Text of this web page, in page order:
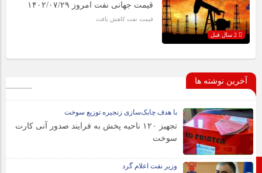
صفحه نخست
قیمت جهانی نفت امروز ۱۴۰۲/۰۷/۲۹
قیمت نفت کاهش یافت
آخرین نوشته ها
با هدف چابک‌سازی زنجیره توزیع سوخت
تجهیز ۱۲۰ ناحیه پخش به فرایند صدور آنی کارت
سوخت
وزیر نفت اعلام گرد